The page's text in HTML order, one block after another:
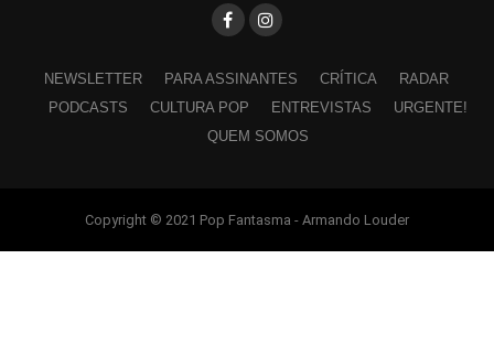
NEWSLETTER PARA ASSINANTES CRÍTICA
RADAR
PODCASTS
CULTURA POP ENTREVISTAS
URGENTE!
QUEM SOMOS
Copyright © 2021 Pop Fantasma - Armando Louder